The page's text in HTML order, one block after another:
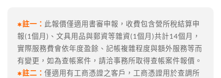
✱註一： 此報價僅適用書審申報，收費包含營所稅結算申
報(1個月)、文具用品與郵資等雜資(1個月)共計14個月，
實際服務費會依年度盈餘、記帳複雜程度與額外服務等而
有變更，如為查帳案件，請洽事務所取得查帳案件報價。
✱註二： 僅適用有工商憑證之客戶，工商憑證用於查調所